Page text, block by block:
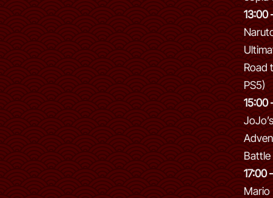
13:00
Road
PS5)
15:00
Battle
17:00
Mario